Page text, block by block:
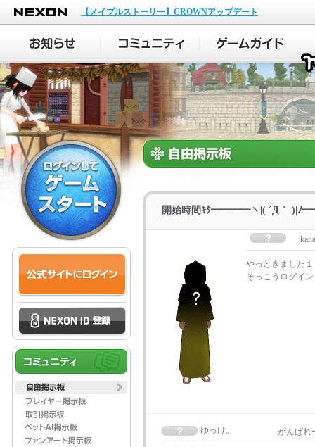
NEXON
【メイプルストーリー】CROWNアップデート
開始時間ｷﾀ━━━━ヽ|( ´Д｀ )|
やっときました
そっこうログイ
ゆっけ。 がんばれ